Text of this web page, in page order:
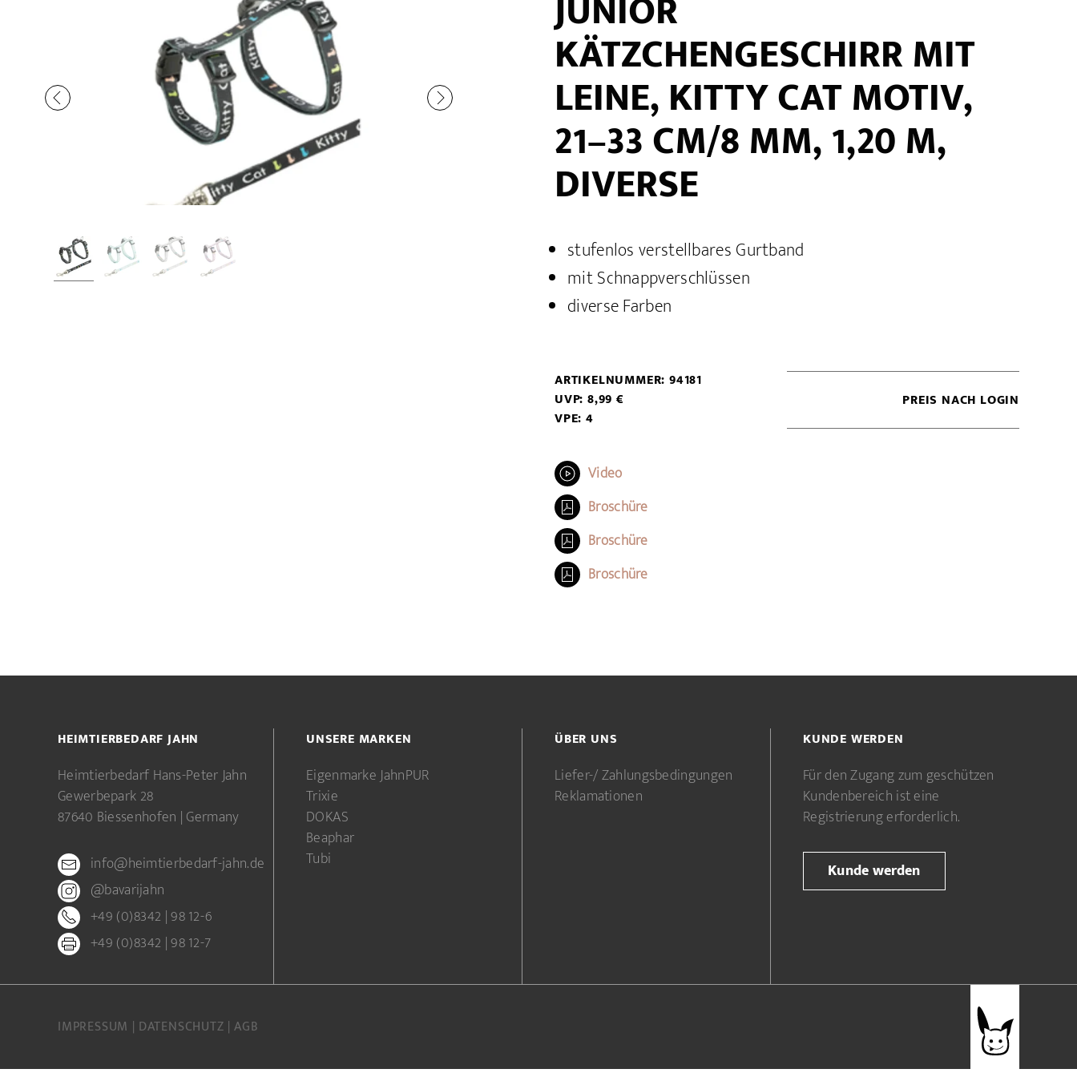
KÄTZCHENGESCHIRR MIT
LEINE, KITTY CAT MOTIV,
21–33 CM/8 MM, 1,20 M,
DIVERSE
stufenlos verstellbares Gurtband
mit Schnappverschlüssen
diverse Farben
ARTIKELNUMMER: 94181
UVP: 8,99 €
VPE: 4
PREIS NACH LOGIN
Video
Broschüre
Broschüre
Broschüre
HEIMTIERBEDARF JAHN
Heimtierbedarf Hans-Peter Jahn
Gewerbepark 28
87640 Biessenhofen | Germany
info@heimtierbedarf-jahn.de
@bavarijahn
+49 (0)8342 | 98 12-6
+49 (0)8342 | 98 12-7
UNSERE MARKEN
Eigenmarke JahnPUR
Trixie
DOKAS
Beaphar
Tubi
ÜBER UNS
Liefer-/ Zahlungsbedingungen
Reklamationen
KUNDE WERDEN
Für den Zugang zum geschützen
Kundenbereich ist eine
Registrierung erforderlich.
Kunde werden
IMPRESSUM DATENSCHUTZ AGB